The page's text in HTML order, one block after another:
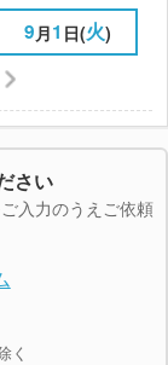
9 月1 日(火)
さい
入力のうえご依頼
く